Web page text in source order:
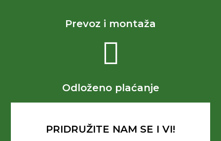
Prevoz i montaža
Odloženo plaćanje
PRIDRUŽITE NAM SE I VI!